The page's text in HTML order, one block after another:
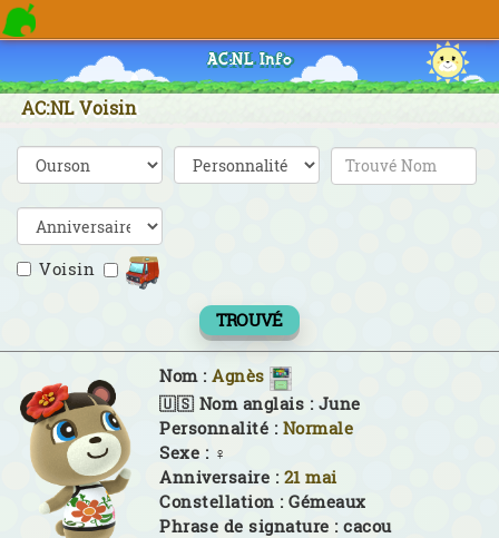
AC:NL Info
AC:NL Voisin
Voisin
TROUVÉ
Nom : Agnès
🇺🇸 Nom anglais : June
Personnalité : Normale
Sexe : ♀
Anniversaire : 21 mai
Constellation : Gémeaux
Phrase de signature : cacou